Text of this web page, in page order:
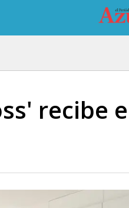
recibe